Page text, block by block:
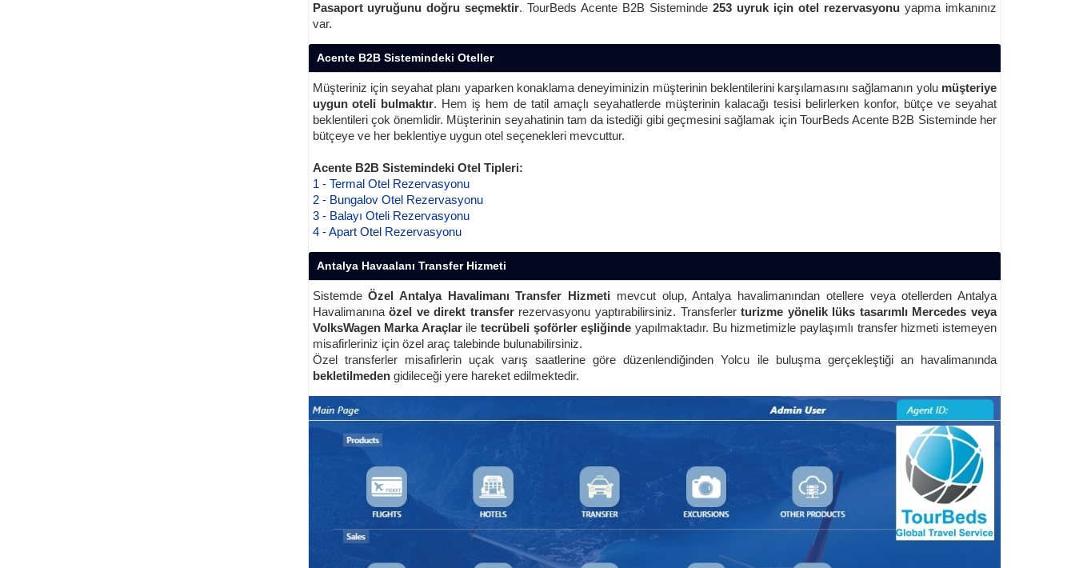
Pasaport uyruğunu doğru seçmektir. TourBeds Acente B2B Sisteminde253 uyruk için otel rezervasyonu yapma imkanınız
var.
Acente B2B Sistemindeki Oteller
Müşteriniz için seyahat planı yaparken konaklama deneyiminizin müşterinin beklentilerini karşılamasını sağlamanın yolu müşteriye
uygun oteli bulmaktır. Hem iş hem de tatil amaçlı seyahatlerde müşterinin kalacağı tesisi belirlerken konfor, bütçe ve seyahat
beklentileri çok önemlidir. Müşterinin seyahatinin tam da istediği gibi geçmesini sağlamak için TourBeds Acente B2B Sisteminde her
bütçeye ve her beklentiye uygun otel seçenekleri mevcuttur.
Acente B2B Sistemindeki Otel Tipleri:
1 - Termal Otel Rezervasyonu
2 - Bungalov Otel Rezervasyonu
3 - Balayı Oteli Rezervasyonu
4 - Apart Otel Rezervasyonu
Antalya Havaalanı Transfer Hizmeti
SistemdeÖzel Antalya Havalimanı Transfer Hizmeti mevcut olup, Antalya havalimanından otellere veya otellerden Antalya
Havalimanınaözel ve direkt transferrezervasyonu yaptırabilirsiniz. Transferlerturizme yönelik lüks tasarımlı Mercedes veya
VolksWagen Marka Araçlariletecrübeli şoförler eşliğinde yapılmaktadır. Bu hizmetimizle paylaşımlı transfer hizmeti istemeyen
misafirleriniz için özel araç talebinde bulunabilirsiniz.
Özel transferler misafirlerin uçak varış saatlerine göre düzenlendiğinden Yolcu ile buluşma gerçekleştiği an havalimanında
bekletilmedengidileceği yere hareket edilmektedir.